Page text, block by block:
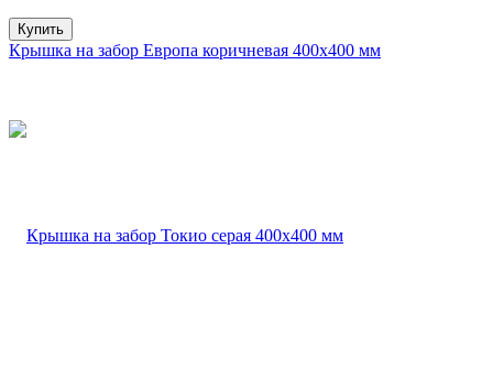
Купить
Крышка на забор Европа коричневая 400х400 мм